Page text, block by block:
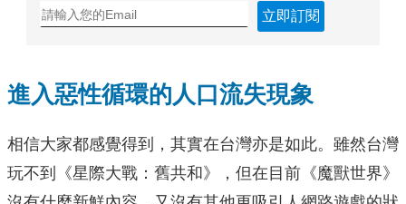
立即訂閱
進入惡性循環的人口流失現象
相信大家都感覺得到，其實在台灣亦是如此。雖然台灣
玩不到《星際大戰：舊共和》，但在目前《魔獸世界》